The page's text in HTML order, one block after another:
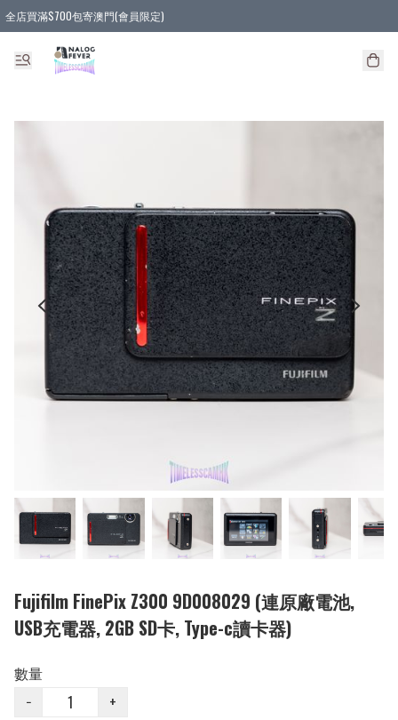
全店買滿$700包寄澳門(會員限定)
全店買滿3件貨品, 包寄順豐智能櫃/順豐站
全店買滿$580或5件貨品, 包寄順豐上門(會員限定)
Fujifilm FinePix Z300 9D008029 (連原廠電池,
USB充電器, 2GB SD卡, Type-c讀卡器)
數量
−
+